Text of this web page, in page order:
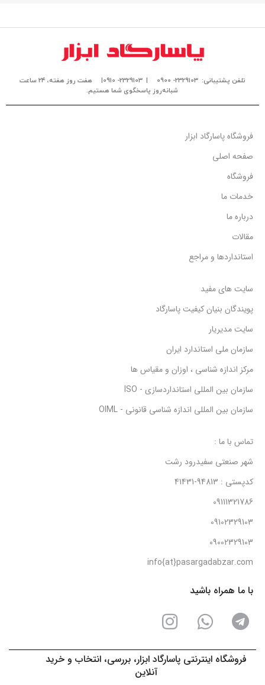
تلفن پشتیبانی: 2329103- 0900 | 2329103- 0910|
هفت روز هفته، ۲۴ ساعت
شبانه‌روز پاسخگوی شما هستیم.
فروشگاه پاسارگاد ابزار
صفحه اصلی
فروشگاه
خدمات ما
درباره ما
مقالات
استانداردها و مراجع
سایت های مفید
پویندگان بنیان کیفیت پاسارگاد
سایت مدیریار
سازمان ملی استاندارد ایران
مرکز اندازه شناسی ، اوزان و مقیاس ها
سازمان بین المللی استانداردسازی - ISO
سازمان بین المللی اندازه شناسی قانونی - OIML
تماس با ما :
شهر صنعتی سفیدرود رشت
کدپستی : 94813-41431
09111321786
09102329103
09002329103
info{at}pasargadabzar.com
با ما همراه باشید
فروشگاه اینترنتی پاسارگاد ابزار، بررسی، انتخاب و خرید
آنلاین